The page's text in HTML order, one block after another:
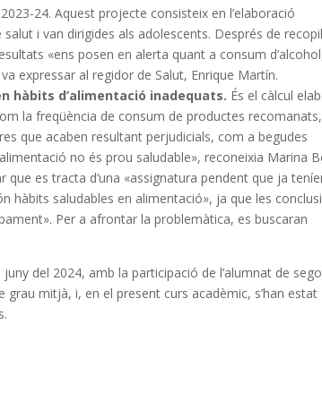
24. Aquest projecte consisteix en l’elaboració
i van dirigides als adolescents. Després de
«ens posen en alerta quant a consum
expressar al regidor de Salut, Enrique Martín.
hàbits d’alimentació inadequats. És el càlcul
la freqüència de consum de productes recomanats,
que acaben resultant perjudicials, com a begudes
no és prou saludable», reconeixia Marina
es tracta d’una «assignatura pendent que ja
hàbits saludables en alimentació», ja que les
Per a afrontar la problemàtica, es buscaran
del 2024, amb la participació de l’alumnat de
mitjà, i, en el present curs acadèmic, s’han estat